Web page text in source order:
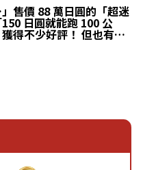
售價 88 萬日圓的「超迷
日圓就能跑 100 公
得不少好評！ 但也有人
成本超便宜的